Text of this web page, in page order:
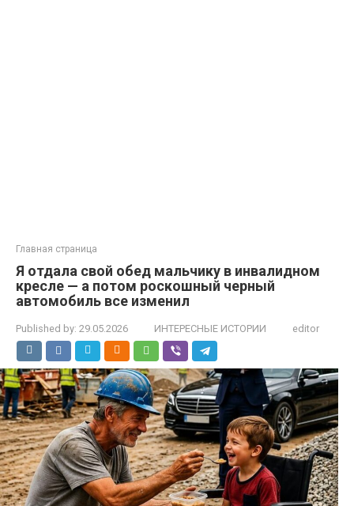
Главная страница
Я отдала свой обед мальчику в инвалидном
кресле — а потом роскошный черный
автомобиль все изменил
Published by: 29.05.2026 ИНТЕРЕСНЫЕ ИСТОРИИ editor